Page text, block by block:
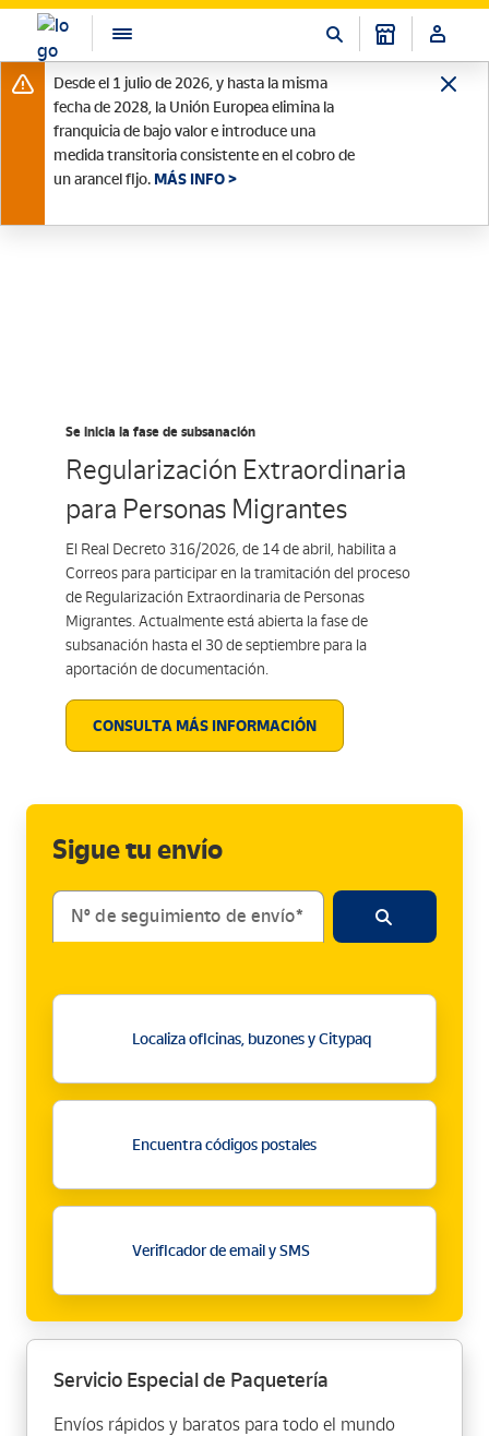
Desde el 1 julio de 2026, y hasta la misma
fecha de 2028, la Unión Europea elimina la
franquicia de bajo valor e introduce una
medida transitoria consistente en el cobro de
un arancel fijo. MÁS INFO >
Se inicia la fase de subsanación
Regularización Extraordinaria
para Personas Migrantes
El Real Decreto 316/2026, de 14 de abril, habilita a
Correos para participar en la tramitación del proceso
de Regularización Extraordinaria de Personas
Migrantes. Actualmente está abierta la fase de
subsanación hasta el 30 de septiembre para la
aportación de documentación.
CONSULTA MÁS INFORMACIÓN
Sigue tu envío
Nº de seguimiento de envío
Localiza oficinas, buzones y Citypaq
Encuentra códigos postales
Verificador de email y SMS
Servicio Especial de Paquetería
Envíos rápidos y baratos para todo el mundo